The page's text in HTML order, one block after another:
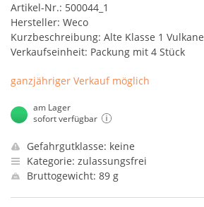
Artikel-Nr.: 500044_1
Hersteller: Weco
Kurzbeschreibung: Alte Klasse 1 Vulkane
Verkaufseinheit: Packung mit 4 Stück
ganzjähriger Verkauf möglich
am Lager
sofort verfügbar
Gefahrgutklasse: keine
Kategorie: zulassungsfrei
Bruttogewicht: 89 g